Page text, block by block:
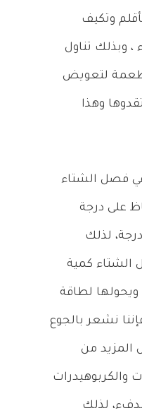
وتكيف
وبذلك تناول
لتعويض
وهذا
فصل الشتاء
على درجة
حراراته الطبيعية وهي 37 درجة، لذلك
كمية
ويحولها لطاقة
نشعر بالجوع
المزيد من
والكربوهيدرات
لذلك